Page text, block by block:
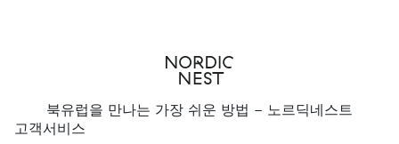
북유럽을 만나는 가장 쉬운 방법 - 노르딕네스트
고객서비스